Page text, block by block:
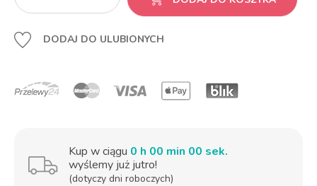
DODAJ DO ULUBIONYCH
Kup w ciągu 0 h 00 min 00 sek.
wyślemy już jutro!
(dotyczy dni roboczych)